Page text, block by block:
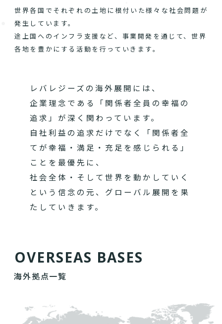
世界各国でそれぞれの土地に根付いた様々な社会問題が
発生しています。
途上国へのインフラ支援など、事業開発を通じて、世界
各地を豊かにする活動を行っていきます。
レバレジーズの海外展開には、
企業理念である「関係者全員の幸福の
追求」が深く関わっています。
自社利益の追求だけでなく「関係者全
てが幸福・満足・充足を感じられる」
ことを最優先に、
社会全体・そして世界を動かしていく
という信念の元、グローバル展開を果
たしていきます。
OVERSEAS BASES
海外拠点一覧